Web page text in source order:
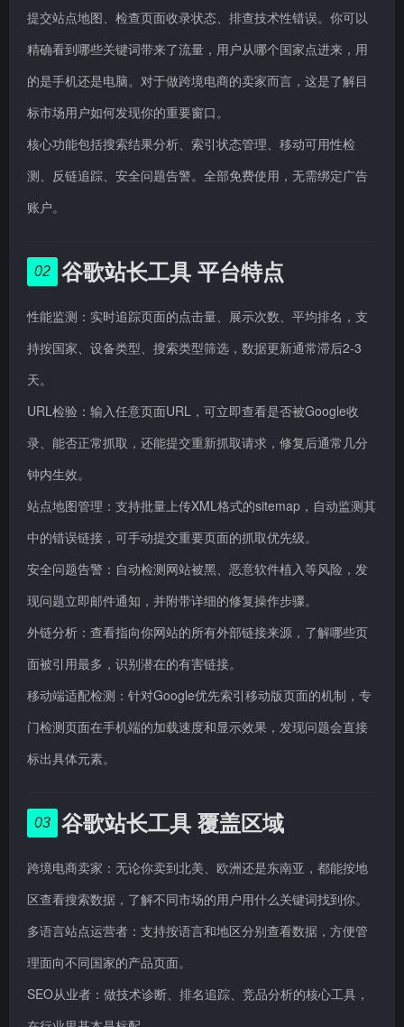
提交站点地图、检查页面收录状态、排查技术性错误。你可以
精确看到哪些关键词带来了流量，用户从哪个国家点进来，用
的是手机还是电脑。对于做跨境电商的卖家而言，这是了解目
标市场用户如何发现你的重要窗口。
核心功能包括搜索结果分析、索引状态管理、移动可用性检
测、反链追踪、安全问题告警。全部免费使用，无需绑定广告
账户。
02 谷歌站长工具 平台特点
性能监测：实时追踪页面的点击量、展示次数、平均排名，支
持按国家、设备类型、搜索类型筛选，数据更新通常滞后2-3
天。
URL检验：输入任意页面URL，可立即查看是否被Google收
录、能否正常抓取，还能提交重新抓取请求，修复后通常几分
钟内生效。
站点地图管理：支持批量上传XML格式的sitemap，自动监测其
中的错误链接，可手动提交重要页面的抓取优先级。
安全问题告警：自动检测网站被黑、恶意软件植入等风险，发
现问题立即邮件通知，并附带详细的修复操作步骤。
外链分析：查看指向你网站的所有外部链接来源，了解哪些页
面被引用最多，识别潜在的有害链接。
移动端适配检测：针对Google优先索引移动版页面的机制，专
门检测页面在手机端的加载速度和显示效果，发现问题会直接
标出具体元素。
03 谷歌站长工具 覆盖区域
跨境电商卖家：无论你卖到北美、欧洲还是东南亚，都能按地
区查看搜索数据，了解不同市场的用户用什么关键词找到你。
多语言站点运营者：支持按语言和地区分别查看数据，方便管
理面向不同国家的产品页面。
SEO从业者：做技术诊断、排名追踪、竞品分析的核心工具，